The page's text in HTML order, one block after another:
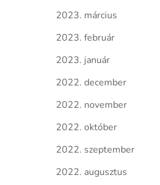
2023. március
2023. február
2023. január
2022. december
2022. november
2022. október
2022. szeptember
2022. augusztus